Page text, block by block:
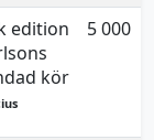
edition
kör
5 000